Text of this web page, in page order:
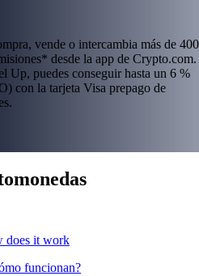
vende o intercambia más de 400
desde la app de Crypto.com.
Up, puedes conseguir hasta un 6 %
con la tarjeta Visa prepago de
funcionan?